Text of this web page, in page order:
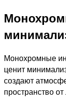
Монохромные
ценит
создают
пространство